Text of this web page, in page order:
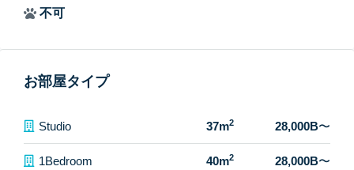
不可
お部屋タイプ
Studio 37m2 28,000B〜
1Bedroom 40m2 28,000B〜